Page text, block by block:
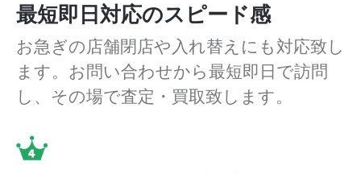
最短即日対応のスピード感
お急ぎの店舗閉店や入れ替えにも対応致し
ます。お問い合わせから最短即日で訪問
し、その場で査定・買取致します。